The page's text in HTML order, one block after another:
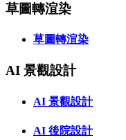
草圖轉渲染
草圖轉渲染
AI 景觀設計
AI 景觀設計
AI 後院設計